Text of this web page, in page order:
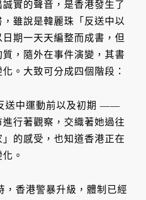
實的聲音，是香港發生了
雖說是韓麗珠「反送中以
期一天天編整而成書，但
，隨外在事件演變，其書
。大致可分成四個階段：
送中運動前以及初期 ——
行著觀察，交織著她過往
的感受，也知道香港正在
。
，香港警暴升級，體制已經